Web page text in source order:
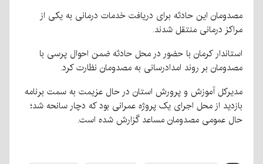
مصدومان این حادثه برای دریافت خدمات درمانی به یکی از
مراکز درمانی منتقل شدند.
استاندار کرمان با حضور در محل حادثه ضمن احوال پرسی با
مصدومان بر روند امدادرسانی به مصدومان نظارت کرد.
مدیرکل آموزش و پرورش استان در حال عزیمت به سمت برنامه
بازدید از محل اجرای یک پروژه عمرانی بود که دچار سانحه شد؛
حال عمومی مصدومان مساعد گزارش شده است.